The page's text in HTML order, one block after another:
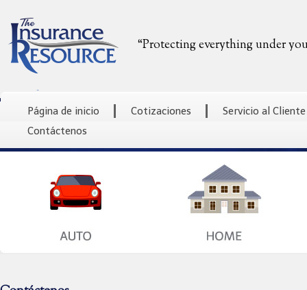
“Protecting everything under
Página de inicio Cotizaciones
Servicio al Cliente
Contáctenos